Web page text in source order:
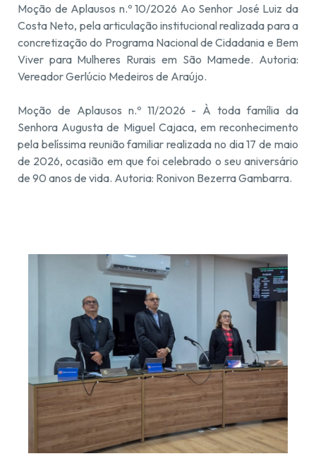
Moção de Aplausos n.º 10/2026 Ao Senhor José Luiz da
Costa Neto, pela articulação institucional realizada para a
concretização do Programa Nacional de Cidadania e Bem
Viver para Mulheres Rurais em São Mamede. Autoria:
Vereador Gerlúcio Medeiros de Araújo.
Moção de Aplausos n.º 11/2026 - À toda família da
Senhora Augusta de Miguel Cajaca, em reconhecimento
pela belíssima reunião familiar realizada no dia 17 de maio
de 2026, ocasião em que foi celebrado o seu aniversário
de 90 anos de vida. Autoria: Ronivon Bezerra Gambarra.